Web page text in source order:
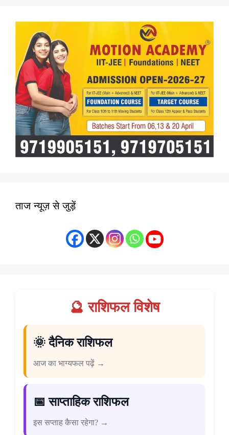
ताज न्यूज़ से जुड़ें
🔮 राशिफल विशेष
🌞 दैनिक राशिफल
आज का भाग्यफल पढ़ें →
📅 साप्ताहिक राशिफल
इस सप्ताह कैसा रहेगा? →